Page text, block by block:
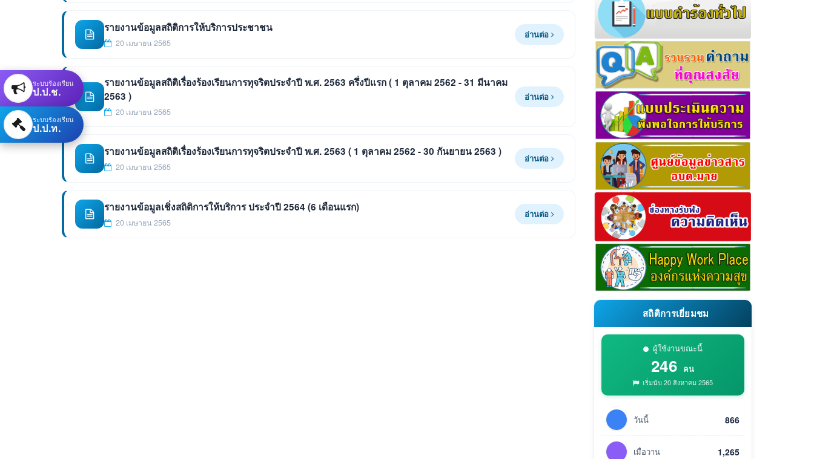
รายงานข้อมูลสถิติการให้บริการประชาชน
20 เมษายน 2565
อ่านต่อ
รายงานข้อมูลสถิติเรื่องร้องเรียนการทุจริตประจำปี พ.ศ. 2563 ครึ่งปีแรก ( 1 ตุลาคม 2562 - 31 มีนาคม
2563 )
20 เมษายน 2565
อ่านต่อ
รายงานข้อมูลสถิติเรื่องร้องเรียนการทุจริตประจำปี พ.ศ. 2563 ( 1 ตุลาคม 2562 - 30 กันยายน 2563 )
20 เมษายน 2565
อ่านต่อ
รายงานข้อมูลเชิ่งสถิติการให้บริการ ประจำปี 2564 (6 เดือนแรก)
20 เมษายน 2565
อ่านต่อ
สถิติการเยี่ยมชม
ผู้ใช้งานขณะนี้
246 คน
เริ่มนับ 20 สิงหาคม 2565
วันนี้ 866
เมื่อวาน 1,265
ระบบร้องเรียน
ป.ป.ช.
ระบบร้องเรียน
ป.ป.ท.